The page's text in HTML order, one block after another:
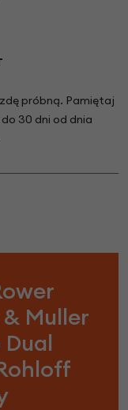
próbną. Pamiętaj
30 dni od dnia
Muller